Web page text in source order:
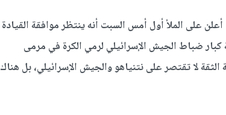
على الملأ أول أمس السبت أنه ينتظر موافقة القيادة
ضباط الجيش الإسرائيلي لرمي الكرة في مرمى
لا تقتصر على نتنياهو والجيش الإسرائيلي، بل هناك